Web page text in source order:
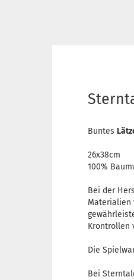
Buntes
26x38cm
100%
Bei der
Materialien
Krontrollen
Die
Bei